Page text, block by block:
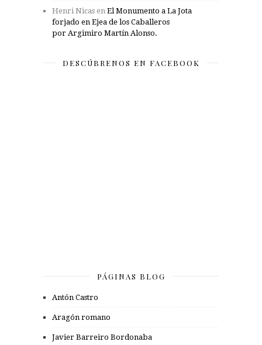
Henri Nicas en El Monumento a La Jota
forjado en Ejea de los Caballeros
por Argimiro Martín Alonso.
DESCÚBRENOS EN FACEBOOK
PÁGINAS BLOG
Antón Castro
Aragón romano
Javier Barreiro Bordonaba